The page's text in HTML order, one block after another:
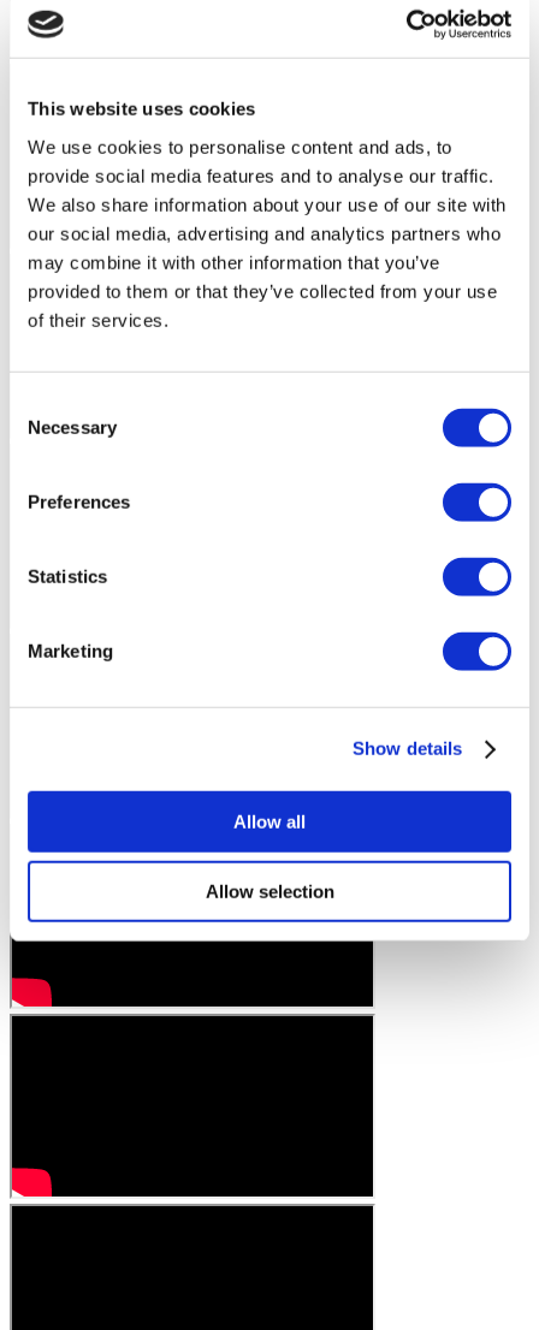
This website uses cookies
We use cookies to personalise content and ads, to
provide social media features and to analyse our traffic.
We also share information about your use of our site with
our social media, advertising and analytics partners who
may combine it with other information that you’ve
provided to them or that they’ve collected from your use
of their services.
Selection
Necessary
Preferences
Statistics
Marketing
Show details
Allow all
Allow selection